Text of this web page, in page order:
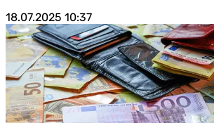
18.07.2025 10:37